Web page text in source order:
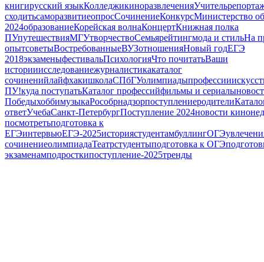
книгирусский языкКолледжикиноразвлеченияУчитель
сходитьсаморазвитиеопросСочинениеКонкурсМинистерство
2024образованиеКорейская волнаКонцертКнижная полка
ПУпутешествияМГУтворчествоСемьярейтингмода и стильНа
опытсоветыВостребованныеВУЗотношенияНовый годЕГЭ
2018экзаменыфестивальПсихологияЧто почитатьВаши
историиисследованиежурналистикакаталог
сочиненийлайфхакишколаСПбГУолимпиадыпрофессии
ПУ!куда поступатьКаталог профессийфильмы и сериалы
ПобедыхоббимузыкаРособрнадзорпоступлениеродители
ответУчебаСанкт-ПетербургПоступление 2024новости
посмотретьподготовка к
ЕГЭинтервьюЕГЭ-2025историястудентамбуллингОГЭ
сочинениеолимпиадаТеатрстудентыподготовка к ОГЭ
экзаменамподросткипоступление-2025тренды